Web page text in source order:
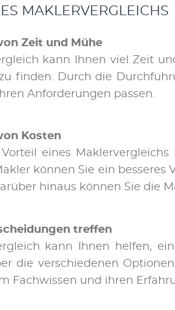
MAK­LER­VER­GLEICHS
Zeit und Mü­he
kann Ih­nen viel Zeit
fin­den. Durch die
An­for­de­run­gen pas­sen.
Kos­ten
ei­nes
kön­nen Sie ein
hin­aus kön­nen Sie die
tref­fen
kann Ih­nen hel­fen,
die ver­schie­de­nen
Fach­wis­sen und ih­ren